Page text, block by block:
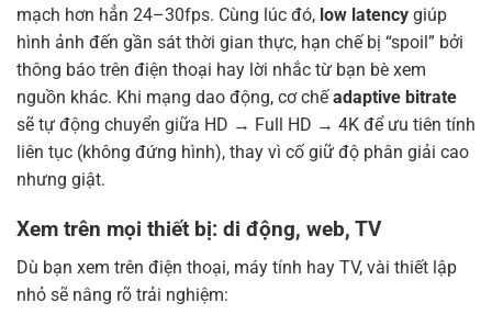
mạch hơn hẳn 24–30fps. Cùng lúc đó, low latency giúp
hình ảnh đến gần sát thời gian thực, hạn chế bị “spoil” bởi
thông báo trên điện thoại hay lời nhắc từ bạn bè xem
nguồn khác. Khi mạng dao động, cơ chếadaptive bitrate
sẽ tự động chuyển giữa HD → Full HD → 4K để ưu tiên tính
liên tục (không đứng hình), thay vì cố giữ độ phân giải cao
nhưng giật.
Xem trên mọi thiết bị: di động, web, TV
Dù bạn xem trên điện thoại, máy tính hay TV, vài thiết lập
nhỏ sẽ nâng rõ trải nghiệm: